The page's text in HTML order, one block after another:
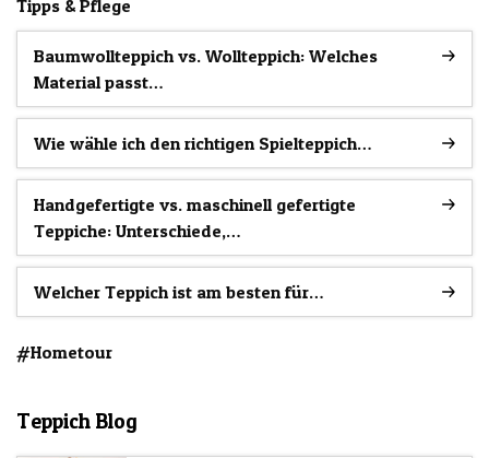
Tipps & Pflege
Baumwollteppich vs. Wollteppich: Welches
Material passt…
Wie wähle ich den richtigen Spielteppich…
Handgefertigte vs. maschinell gefertigte
Teppiche: Unterschiede,…
Welcher Teppich ist am besten für…
#Hometour
Teppich Blog